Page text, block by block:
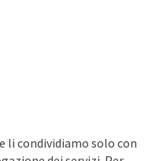
li condividiamo solo con